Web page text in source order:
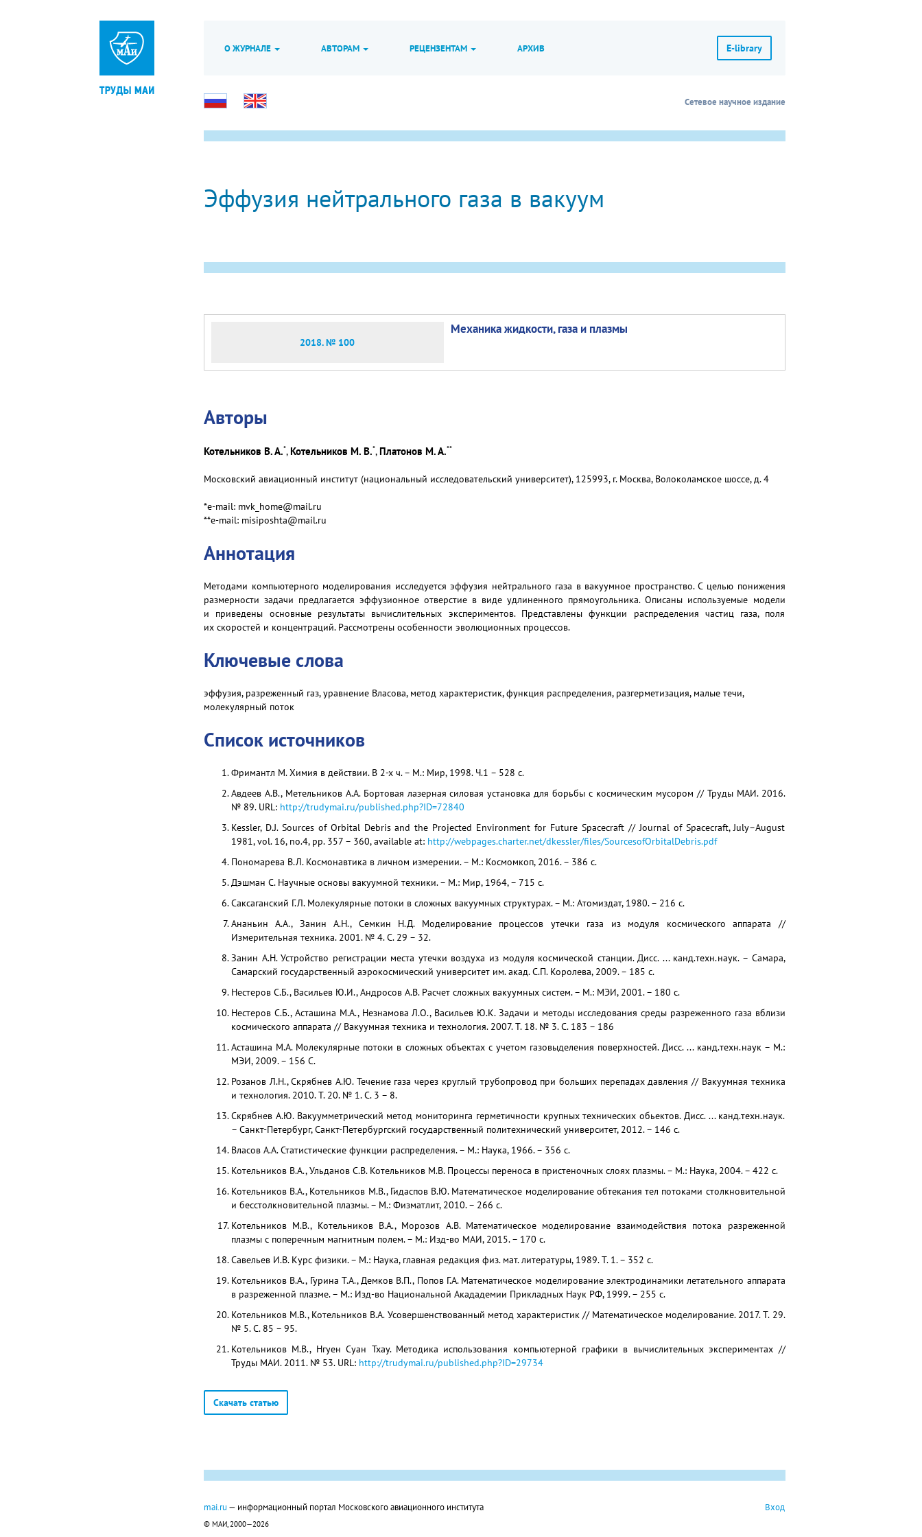
О ЖУРНАЛЕ АВТОРАМ РЕЦЕНЗЕНТАМ АРХИВ E-library
Сетевое научное издание
Эффузия нейтрального газа в вакуум
2018. № 100
Механика жидкости, газа и плазмы
Авторы
Котельников В. А.*,Котельников М. В.*,Платонов М. А.**
Московский авиационный институт (национальный исследовательский университет), 125993, г. Москва, Волоколамское шоссе, д. 4
*e-mail: mvk_home@mail.ru
**e-mail: misiposhta@mail.ru
Аннотация
Методами компьютерного моделирования исследуется эффузия нейтрального газа в вакуумное пространство. С целью понижения
размерности задачи предлагается эффузионное отверстие в виде удлиненного прямоугольника. Описаны используемые модели
и приведены основные результаты вычислительных экспериментов. Представлены функции распределения частиц газа, поля
их скоростей и концентраций. Рассмотрены особенности эволюционных процессов.
Ключевые слова
эффузия, разреженный газ, уравнение Власова, метод характеристик, функция распределения, разгерметизация, малые течи,
молекулярный поток
Список источников
Фримантл М. Химия в действии. В 2-х ч. – М.: Мир, 1998. Ч.1 – 528 с.
Авдеев А.В., Метельников А.А. Бортовая лазерная силовая установка для борьбы с космическим мусором // Труды МАИ. 2016.
№ 89. URL: http://trudymai.ru/published.php?ID=72840
Kessler, D.J. Sources of Orbital Debris and the Projected Environment for Future Spacecraft // Journal of Spacecraft, July–August
1981, vol. 16, no.4, pp. 357 – 360, available at: http://webpages.charter.net/dkessler/files/SourcesofOrbitalDebris.pdf
Пономарева В.Л. Космонавтика в личном измерении. – М.: Космомкоп, 2016. – 386 с.
Дэшман С. Научные основы вакуумной техники. – М.: Мир, 1964, – 715 с.
Саксаганский Г.Л. Молекулярные потоки в сложных вакуумных структурах. – М.: Атомиздат, 1980. – 216 с.
Ананьин А.А., Занин А.Н., Семкин Н.Д. Моделирование процессов утечки газа из модуля космического аппарата //
Измерительная техника. 2001. № 4. С. 29 – 32.
Занин А.Н. Устройство регистрации места утечки воздуха из модуля космической станции. Дисс. ... канд.техн.наук. – Самара,
Самарский государственный аэрокосмический университет им. акад. С.П. Королева, 2009. – 185 с.
Нестеров С.Б., Васильев Ю.И., Андросов А.В. Расчет сложных вакуумных систем. – М.: МЭИ, 2001. – 180 с.
Нестеров С.Б., Асташина М.А., Незнамова Л.О., Васильев Ю.К. Задачи и методы исследования среды разреженного газа вблизи
космического аппарата // Вакуумная техника и технология. 2007. Т. 18. № 3. С. 183 – 186
Асташина М.А. Молекулярные потоки в сложных объектах с учетом газовыделения поверхностей. Дисс. ... канд.техн.наук – М.:
МЭИ, 2009. – 156 С.
Розанов Л.Н., Скрябнев А.Ю. Течение газа через круглый трубопровод при больших перепадах давления // Вакуумная техника
и технология. 2010. Т. 20. № 1. С. 3 – 8.
Скрябнев А.Ю. Вакуумметрический метод мониторинга герметичности крупных технических обьектов. Дисс. ... канд.техн.наук.
– Санкт-Петербург, Санкт-Петербургский государственный политехнический университет, 2012. – 146 с.
Власов А.А. Статистические функции распределения. – М.: Наука, 1966. – 356 с.
Котельников В.А., Ульданов С.В. Котельников М.В. Процессы переноса в пристеночных слоях плазмы. – М.: Наука, 2004. – 422 с.
Котельников В.А., Котельников М.В., Гидаспов В.Ю. Математическое моделирование обтекания тел потоками столкновительной
и бесстолкновительной плазмы. – М.: Физматлит, 2010. – 266 с.
Котельников М.В., Котельников В.А., Морозов А.В. Математическое моделирование взаимодействия потока разреженной
плазмы с поперечным магнитным полем. – М.: Изд-во МАИ, 2015. – 170 с.
Савельев И.В. Курс физики. – М.: Наука, главная редакция физ. мат. литературы, 1989. Т. 1. – 352 с.
Котельников В.А., Гурина Т.А., Демков В.П., Попов Г.А. Математическое моделирование электродинамики летательного аппарата
в разреженной плазме. – М.: Изд-во Национальной Акададемии Прикладных Наук РФ, 1999. – 255 с.
Котельников М.В., Котельников В.А. Усовершенствованный метод характеристик // Математическое моделирование. 2017. Т. 29.
№ 5. С. 85 – 95.
Котельников М.В., Нгуен Суан Тхау. Методика использования компьютерной графики в вычислительных экспериментах //
Труды МАИ. 2011. № 53. URL: http://trudymai.ru/published.php?ID=29734
Скачать статью
mai.ru — информационный портал Московского авиационного института
© МАИ, 2000—2026
Вход